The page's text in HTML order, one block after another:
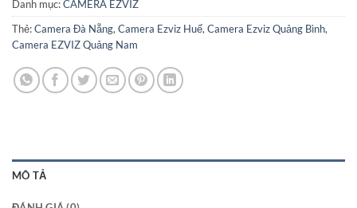
Danh mục:CAMERA EZVIZ
Thẻ:Camera Đà Nẵng, Camera Ezviz Huế, Camera Ezviz Quảng Bình,
Camera EZVIZ Quảng Nam
MÔ TẢ